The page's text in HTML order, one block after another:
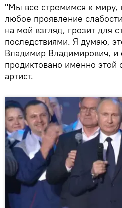
"Мы все стремимся к миру,
любое проявление
на мой взгляд, грозит для
последствиями. Я думаю,
Владимир Владимирович, и
продиктовано именно этой
артист.